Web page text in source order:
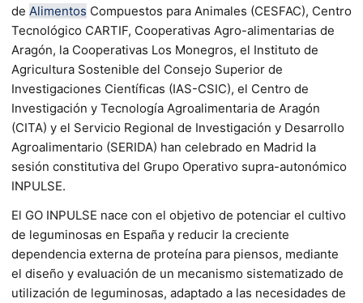
de Alimentos Compuestos para Animales (CESFAC), Centro
Tecnológico CARTIF, Cooperativas Agro-alimentarias de
Aragón, la Cooperativas Los Monegros, el Instituto de
Agricultura Sostenible del Consejo Superior de
Investigaciones Científicas (IAS-CSIC), el Centro de
Investigación y Tecnología Agroalimentaria de Aragón
(CITA) y el Servicio Regional de Investigación y Desarrollo
Agroalimentario (SERIDA) han celebrado en Madrid la
sesión constitutiva del Grupo Operativo supra-autonómico
INPULSE.
El GO INPULSE nace con el objetivo de potenciar el cultivo
de leguminosas en España y reducir la creciente
dependencia externa de proteína para piensos, mediante
el diseño y evaluación de un mecanismo sistematizado de
utilización de leguminosas, adaptado a las necesidades de